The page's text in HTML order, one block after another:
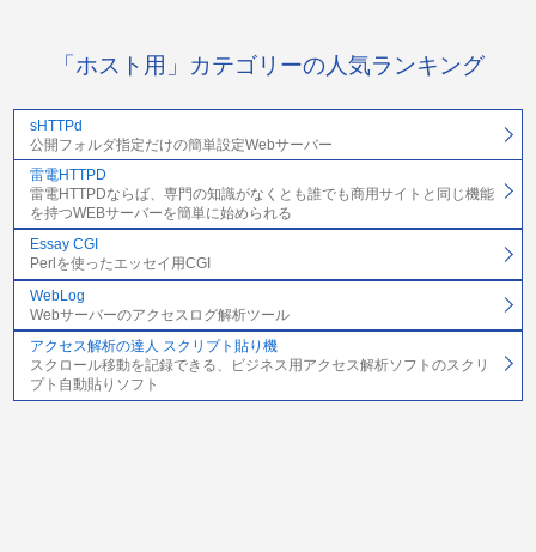
「ホスト用」カテゴリーの人気ランキング
sHTTPd
公開フォルダ指定だけの簡単設定Webサーバー
雷電HTTPD
雷電HTTPDならば、専門の知識がなくとも誰でも商用サイトと同じ機能
を持つWEBサーバーを簡単に始められる
Essay CGI
Perlを使ったエッセイ用CGI
WebLog
Webサーバーのアクセスログ解析ツール
アクセス解析の達人 スクリプト貼り機
スクロール移動を記録できる、ビジネス用アクセス解析ソフトのスクリ
プト自動貼りソフト